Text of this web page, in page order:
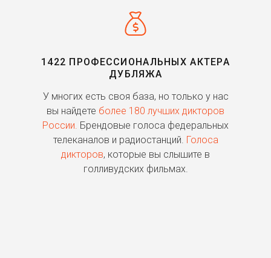
1422 ПРОФЕССИОНАЛЬНЫХ АКТЕРА
ДУБЛЯЖА
У многих есть своя база, но только у нас
вы найдете более 180 лучших дикторов
России. Брендовые голоса федеральных
телеканалов и радиостанций. Голоса
дикторов, которые вы слышите в
голливудских фильмах.